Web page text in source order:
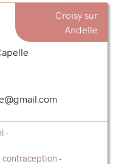
Croisy sur
Andelle
contraception